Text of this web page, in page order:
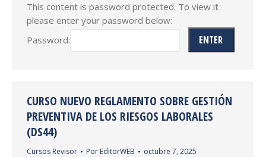
This content is password protected. To view it
please enter your password below:
Password:
CURSO NUEVO REGLAMENTO SOBRE GESTIÓN
PREVENTIVA DE LOS RIESGOS LABORALES
(DS44)
Cursos Revisor Por EditorWEB octubre 7, 2025